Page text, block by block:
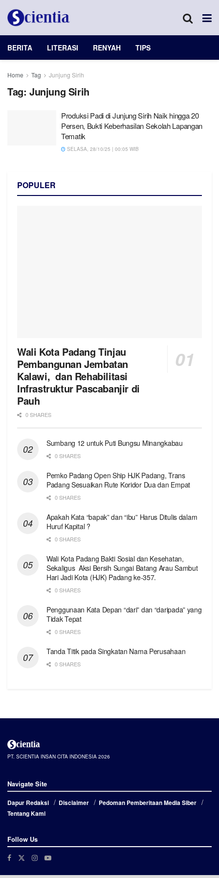
BERITA LITERASI RENYAH TIPS
Home Tag Junjung Sirih
Tag: Junjung Sirih
Produksi Padi di Junjung Sirih Naik hingga 20
Persen, Bukti Keberhasilan Sekolah Lapangan
Tematik
SELASA, 28/10/25 | 00:05 WIB
POPULER
Wali Kota Padang Tinjau
Pembangunan Jembatan
Kalawi, dan Rehabilitasi
Infrastruktur Pascabanjir di
Pauh
0 SHARES
Sumbang 12 untuk Puti Bungsu Minangkabau
0 SHARES
Pemko Padang Open Ship HJK Padang, Trans
Padang Sesuaikan Rute Koridor Dua dan Empat
0 SHARES
Apakah Kata “bapak” dan “ibu” Harus Ditulis dalam
Huruf Kapital ?
0 SHARES
Wali Kota Padang Bakti Sosial dan Kesehatan,
Sekaligus Aksi Bersih Sungai Batang Arau Sambut
Hari Jadi Kota (HJK) Padang ke-357.
0 SHARES
Penggunaan Kata Depan “dari” dan “daripada” yang
Tidak Tepat
0 SHARES
Tanda Titik pada Singkatan Nama Perusahaan
0 SHARES
PT. SCIENTIA INSAN CITA INDONESIA 2026
Navigate Site
Dapur Redaksi Disclaimer
Pedoman Pemberitaan Media Siber
Tentang Kami
Follow Us